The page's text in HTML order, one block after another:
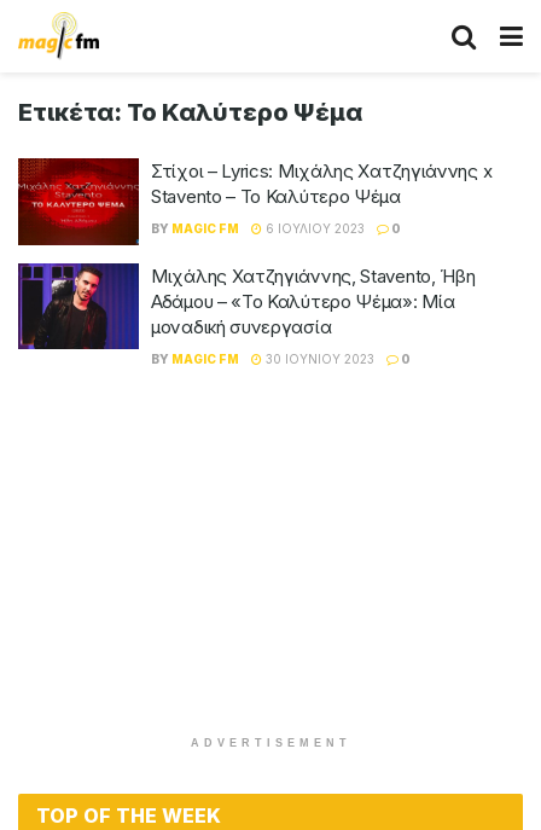
Ετικέτα: Το Καλύτερο Ψέμα
Στίχοι – Lyrics: Μιχάλης Χατζηγιάννης x
Stavento – Το Καλύτερο Ψέμα
BY MAGIC FM 6 ΙΟΥΛΊΟΥ 2023 0
Μιχάλης Χατζηγιάννης, Stavento, Ήβη
Αδάμου – «Το Καλύτερο Ψέμα»: Μία
μοναδική συνεργασία
BY MAGIC FM 30 ΙΟΥΝΊΟΥ 2023 0
ADVERTISEMENT
TOP OF THE WEEK